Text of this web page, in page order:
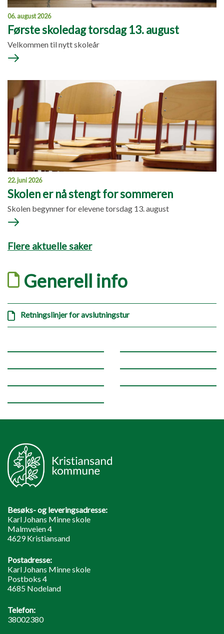
06. august 2026
Første skoledag torsdag 13. august
Velkommen til nytt skoleår
22. juni 2026
Skolen er nå stengt for sommeren
Skolen begynner for elevene torsdag 13. august
Flere aktuelle saker
Generell info
Retningslinjer for avslutningstur
Besøks- og leveringsadresse:
Karl Johans Minne skole
Malmveien 4
4629 Kristiansand
Postadresse:
Karl Johans Minne skole
Postboks 4
4685 Nodeland
Telefon:
38002380